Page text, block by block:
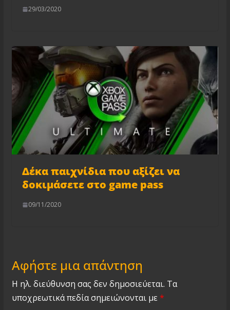
29/03/2020
Δέκα παιχνίδια που αξίζει να
δοκιμάσετε στο game pass
09/11/2020
Αφήστε μια απάντηση
Η ηλ. διεύθυνση σας δεν δημοσιεύεται. Τα
υποχρεωτικά πεδία σημειώνονται με*